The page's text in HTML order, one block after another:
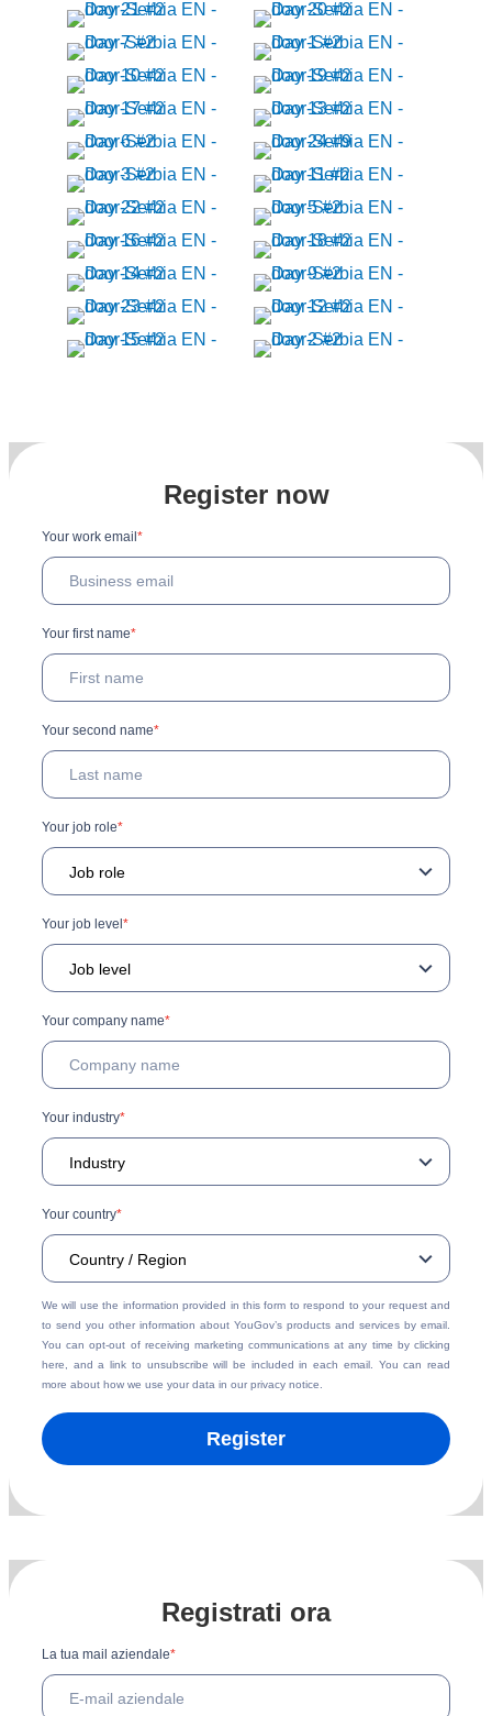
Register now
*
Your work email
*
Your first name
*
Your second name
*
Your job role
*
Your job level
*
Your company name
*
Your industry
*
Your country
We will use the information provided in this form to respond to your request and
to send you other information about YouGov’s products and services by email.
You can opt-out of receiving marketing communications at any time by clicking
here, and a link to unsubscribe will be included in each email. You can read
more about how we use your data in our privacy notice.
Register
Registrati ora
*
La tua mail aziendale